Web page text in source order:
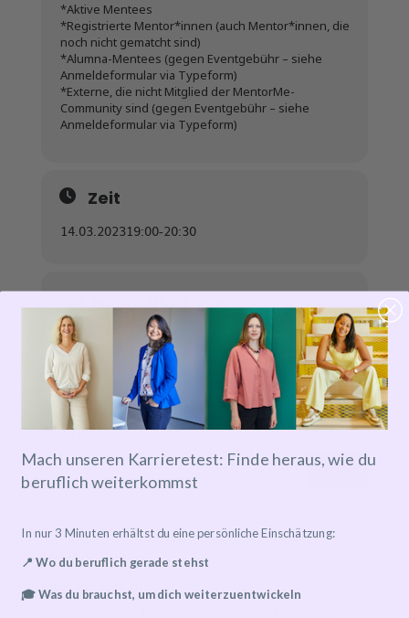
*Aktive Mentees
*Registrierte Mentor*innen (auch Mentor*innen, die
noch nicht gematcht sind)
*Alumna-Mentees (gegen Eventgebühr – siehe
Anmeldeformular via Typeform)
*Externe, die nicht Mitglied der MentorMe-
Community sind (gegen Eventgebühr – siehe
Anmeldeformular via Typeform)
Zeit
14.03.202319:00-20:30
HIER ANMELDEN!
Search
Recent Posts
Mentoring Journeys
Mach unseren Karrieretest: Finde heraus, wie du
beruflich weiterkommst
In nur 3 Minuten erhältst du eine persönliche Einschätzung:
📍 Wo du beruflich gerade stehst
🎓 Was du brauchst, um dich weiterzuentwickeln